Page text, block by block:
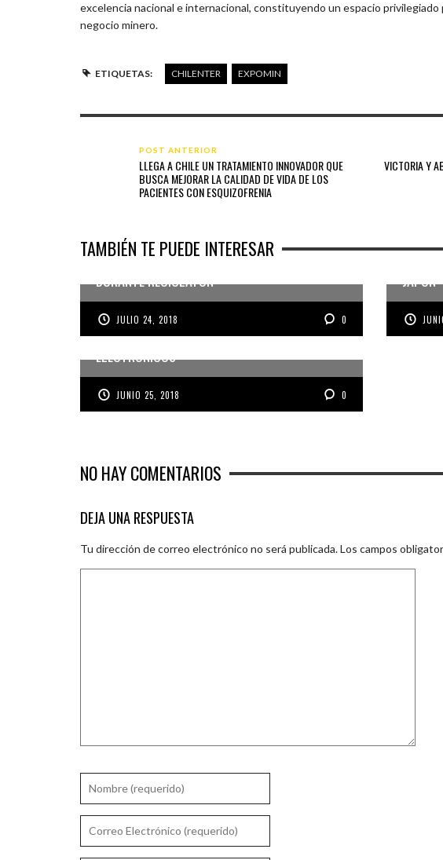
excelencia nacional e internacional, constituyendo un espacio privilegiado
negocio minero.
ETIQUETAS: CHILENTER EXPOMIN
POST ANTERIOR
LLEGA A CHILE UN TRATAMIENTO INNOVADOR QUE
BUSCA MEJORAR LA CALIDAD DE VIDA DE LOS
PACIENTES CON ESQUIZOFRENIA
VICTORIA Y
TAMBIÉN TE PUEDE INTERESAR
CHILENTER E INACAP ACOPIARON MÁS DE 12
TONELADAS DE RESIDUOS ELECTRÓNICOS
DURANTE RECICLATÓN
JULIO 24, 2018 0
JAPÓN
UNIVERSIDAD INACAP Y CHILENTER REALIZARÁN
EXTENSA JORNADA DE RECICLAJE DE EQUIPOS
ELECTRÓNICOS
JUNIO 25, 2018 0
NO HAY COMENTARIOS
DEJA UNA RESPUESTA
Tu dirección de correo electrónico no será publicada.Los campos